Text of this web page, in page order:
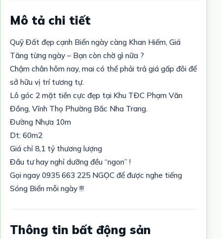
Mô tả chi tiết
Quỹ Đất đẹp cạnh Biển ngày càng Khan Hiếm, Giá
Tăng từng ngày – Bạn còn chờ gì nữa ?
Chậm chân hôm nay, mai có thể phải trả giá gấp đôi để
sở hữu vị trí tương tự.
Lô góc 2 mặt tiền cực đẹp tại Khu TĐC Phạm Văn
Đồng, Vĩnh Thọ Phường Bắc Nha Trang.
Đường Nhựa 10m
Dt: 60m2
Giá chỉ 8,1 tỷ thương lượng
Đầu tư hay nghỉ dưỡng đều “ngon” !
Gọi ngay 0935 663 225 NGỌC để được nghe tiếng
Sóng Biển mỗi ngày !!!
Thông tin bất động sản